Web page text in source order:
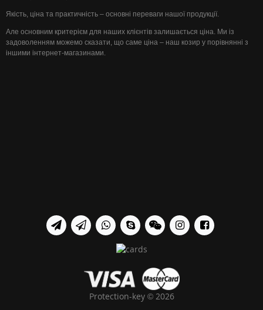
Якість, ціна та практичність – основні переваги нашої продукції.
Але основним критерієм для наших клієнтів залишається ціна. Ми із
задоволенням можемо сказати, що саме ціна – наш козир у порівнянні з
іншими інтернет-магазинами.
Protection-key © 2026